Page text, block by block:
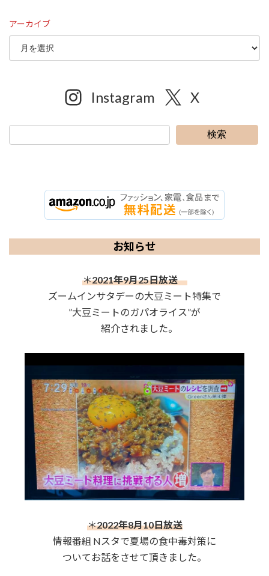
アーカイブ
Instagram X
検索
お知らせ
＊2021年9月25日放送
ズームインサタデーの大豆ミート特集で
”大豆ミートのガパオライス”が
紹介されました。
＊2022年8月10日放送
情報番組 Nスタで夏場の食中毒対策に
ついてお話をさせて頂きました。